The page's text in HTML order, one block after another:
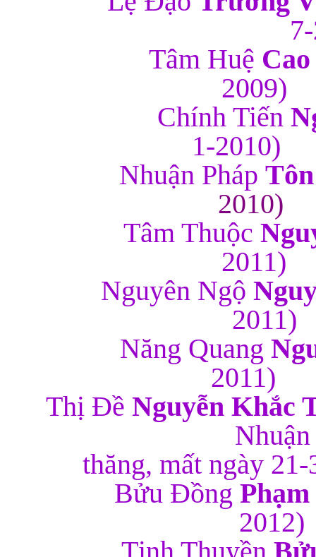
Tâm Huệ
Chính Tiến
1-
Nhuận Pháp
Tâm Thuộc
2011)
Nguyên Ngộ
2011)
Năng Quang
Thị Đề Nguyễn Khắc
Nhuận
thăng, mất
Bửu Đồng